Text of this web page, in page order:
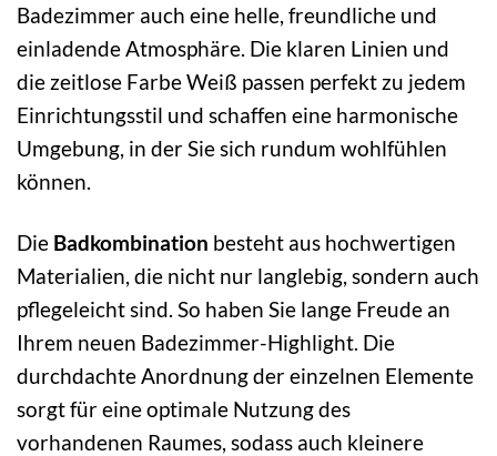
Badezimmer auch eine helle, freundliche und
einladende Atmosphäre. Die klaren Linien und
die zeitlose Farbe Weiß passen perfekt zu jedem
Einrichtungsstil und schaffen eine harmonische
Umgebung, in der Sie sich rundum wohlfühlen
können.
Die Badkombination besteht aus hochwertigen
Materialien, die nicht nur langlebig, sondern auch
pflegeleicht sind. So haben Sie lange Freude an
Ihrem neuen Badezimmer-Highlight. Die
durchdachte Anordnung der einzelnen Elemente
sorgt für eine optimale Nutzung des
vorhandenen Raumes, sodass auch kleinere